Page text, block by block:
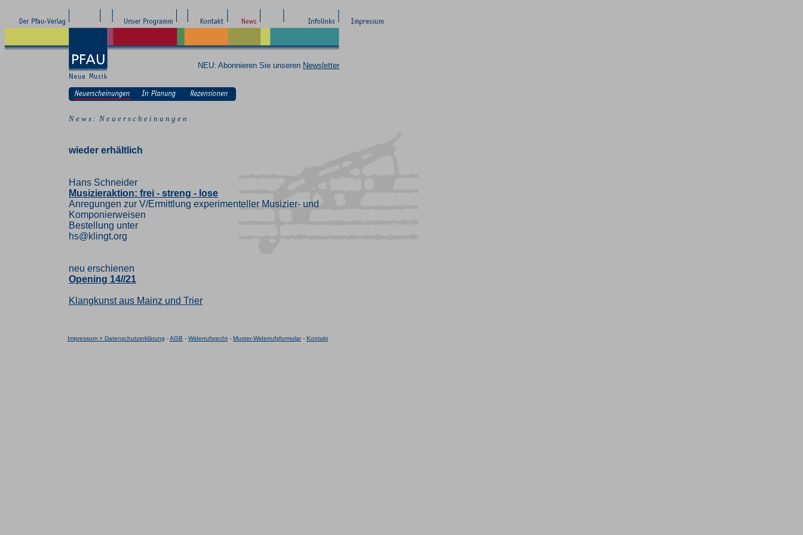
NEU: Abonnieren Sie unseren Newsletter
N e w s : N e u e r s c h e i n u n g e n
wieder erhältlich
Hans Schneider
Musizieraktion: frei - streng - lose
Anregungen zur V/Ermittlung experimenteller Musizier- und
Komponierweisen
Bestellung unter
hs@klingt.org
neu erschienen
Opening 14//21
Klangkunst aus Mainz und Trier
Impressum + Datenschutzerklärung -AGB - Widerrufsrecht - Muster-Widerrufsformular- Kontakt